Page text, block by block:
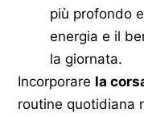
più profondo
energia e il
la giornata.
Incorporare la
routine quotidiana